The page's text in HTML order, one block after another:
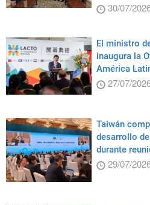
30/07/
El ministro
inaugura la
América
27/07/
Taiwán
desarrollo
durante
29/07/